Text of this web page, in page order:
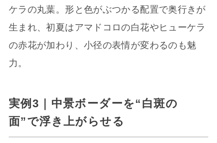
ケラの丸葉。形と色がぶつかる配置で奥行きが
生まれ、初夏はアマドコロの白花やヒューケラ
の赤花が加わり、小径の表情が変わるのも魅
力。
実例3｜中景ボーダーを“白斑の
面”で浮き上がらせる